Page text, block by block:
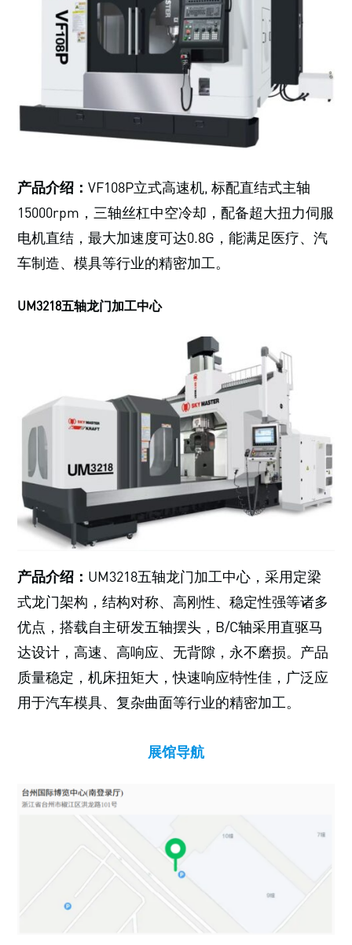
产品介绍： VF108P立式高速机, 标配直结式主轴
15000rpm，三轴丝杠中空冷却，配备超大扭力伺服
电机直结，最大加速度可达0.8G，能满足医疗、汽
车制造、模具等行业的精密加工。
UM3218五轴龙门加工中心
产品介绍： UM3218五轴龙门加工中心，采用定梁
式龙门架构，结构对称、高刚性、稳定性强等诸多
优点，搭载自主研发五轴摆头，B/C轴采用直驱马
达设计，高速、高响应、无背隙，永不磨损。产品
质量稳定，机床扭矩大，快速响应特性佳，广泛应
用于汽车模具、复杂曲面等行业的精密加工。
展馆导航